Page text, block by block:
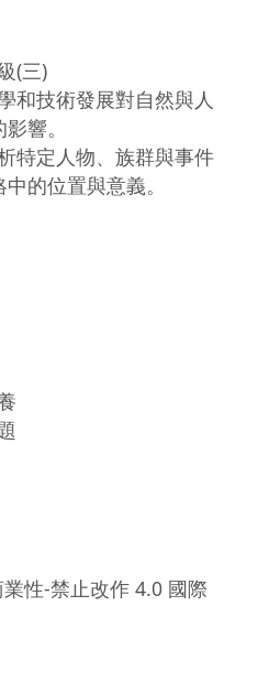
(三)
和技術發展對自然與人
響。
特定人物、族群與事件
的位置與意義。
性-禁止改作 4.0 國際